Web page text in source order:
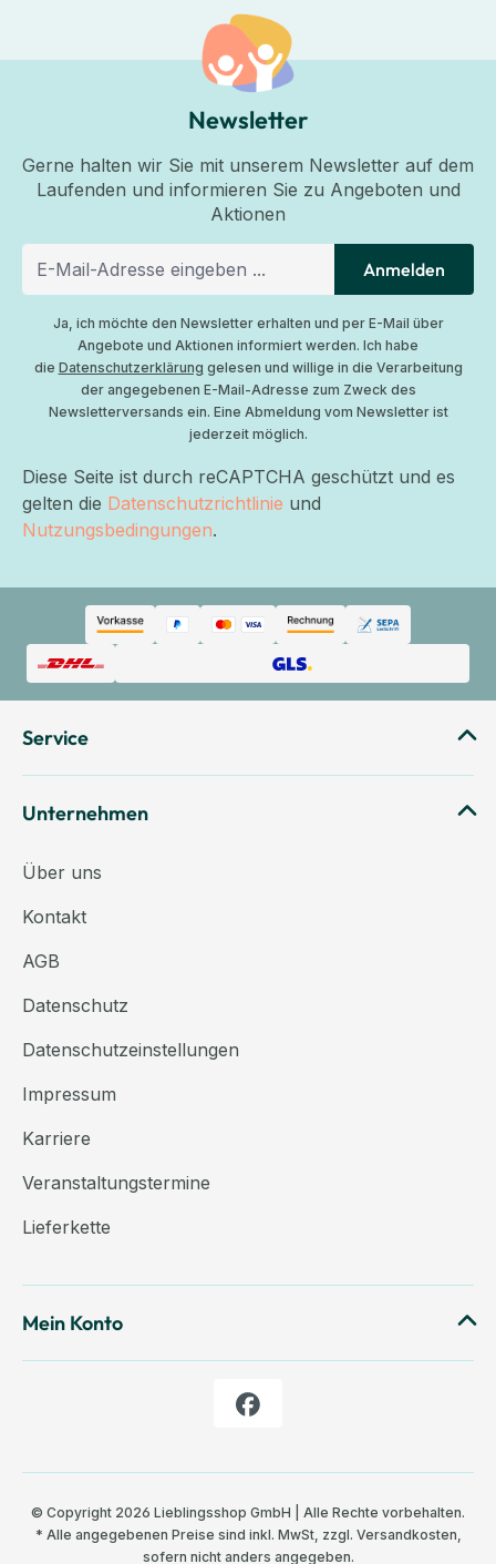
Newsletter
Gerne halten wir Sie mit unserem Newsletter auf dem
Laufenden und informieren Sie zu Angeboten und
Aktionen
Anmelden
Ja, ich möchte den Newsletter erhalten und per E-Mail über
Angebote und Aktionen informiert werden. Ich habe
die Datenschutzerklärung gelesen und willige in die Verarbeitung
der angegebenen E-Mail-Adresse zum Zweck des
Newsletterversands ein. Eine Abmeldung vom Newsletter ist
jederzeit möglich.
Diese Seite ist durch reCAPTCHA geschützt und es
gelten die Datenschutzrichtlinie und
Nutzungsbedingungen.
Service
Unternehmen
Über uns
Kontakt
AGB
Datenschutz
Datenschutzeinstellungen
Impressum
Karriere
Veranstaltungstermine
Lieferkette
Mein Konto
© Copyright 2026 Lieblingsshop GmbH | Alle Rechte vorbehalten.
* Alle angegebenen Preise sind inkl. MwSt, zzgl. Versandkosten,
sofern nicht anders angegeben.